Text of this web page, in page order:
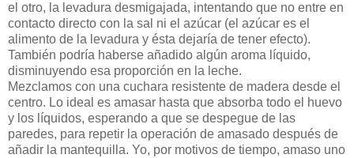
el otro, la levadura desmigajada, intentando que no entre en
contacto directo con la sal ni el azúcar (el azúcar es el
alimento de la levadura y ésta dejaría de tener efecto).
También podría haberse añadido algún aroma líquido,
disminuyendo esa proporción en la leche.
Mezclamos con una cuchara resistente de madera desde el
centro. Lo ideal es amasar hasta que absorba todo el huevo
y los líquidos, esperando a que se despegue de las
paredes, para repetir la operación de amasado después de
añadir la mantequilla. Yo, por motivos de tiempo, amaso uno